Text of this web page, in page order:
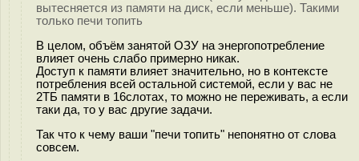
вытесняется из памяти на диск, если меньше). Такими
только печи топить
В целом, объём занятой ОЗУ на энергопотребление
влияет очень слабо примерно никак.
Доступ к памяти влияет значительно, но в контексте
потребления всей остальной системой, если у вас не
2ТБ памяти в 16слотах, то можно не переживать, а если
таки да, то у вас другие задачи.
Так что к чему ваши "печи топить" непонятно от слова
совсем.